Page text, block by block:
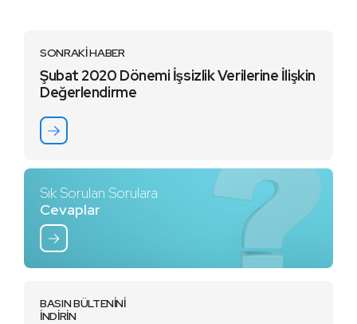
SONRAKİ HABER
Şubat 2020 Dönemi İşsizlik Verilerine İlişkin
Değerlendirme
Sık Sorulan Sorulara
Cevaplar
BASIN BÜLTENİNİ
İNDİRİN